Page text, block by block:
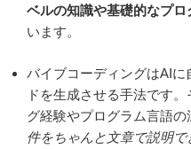
ベルの知識や基礎的なプ
います。
バイブコーディングはAI
ドを生成させる手法です
グ経験やプログラム言語の
件をちゃんと文章で説明で